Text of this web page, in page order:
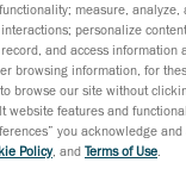
peuvent être
d’éviter de
measure,
personalize
and access
browsing information, for
browse our site without
website features and
you acknowledge
Policy, and Terms of Use